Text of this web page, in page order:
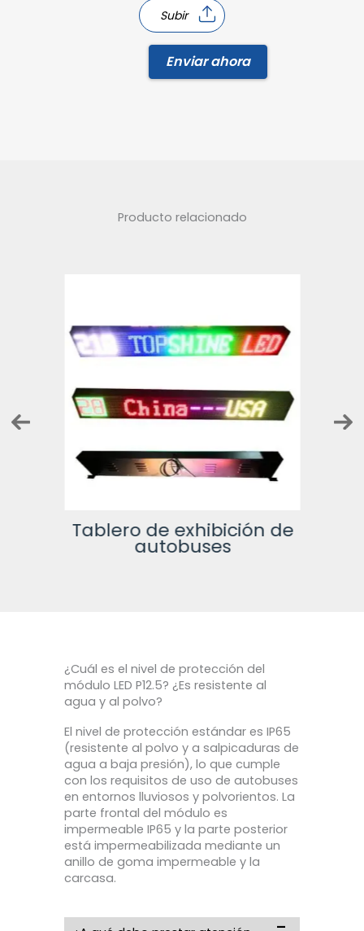
Subir
Enviar ahora
Producto relacionado
Tablero de exhibición de
autobuses
¿Cuál es el nivel de protección del
módulo LED P12.5? ¿Es resistente al
agua y al polvo?
El nivel de protección estándar es IP65
(resistente al polvo y a salpicaduras de
agua a baja presión), lo que cumple
con los requisitos de uso de autobuses
en entornos lluviosos y polvorientos. La
parte frontal del módulo es
impermeable IP65 y la parte posterior
está impermeabilizada mediante un
anillo de goma impermeable y la
carcasa.